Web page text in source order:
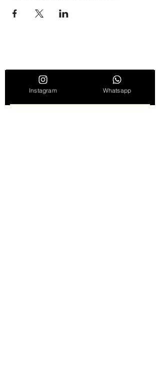
Entérate de novedades, noticias y
promociones suscribiéndote en nuestro
boletín semanal
Instagram Whatsapp